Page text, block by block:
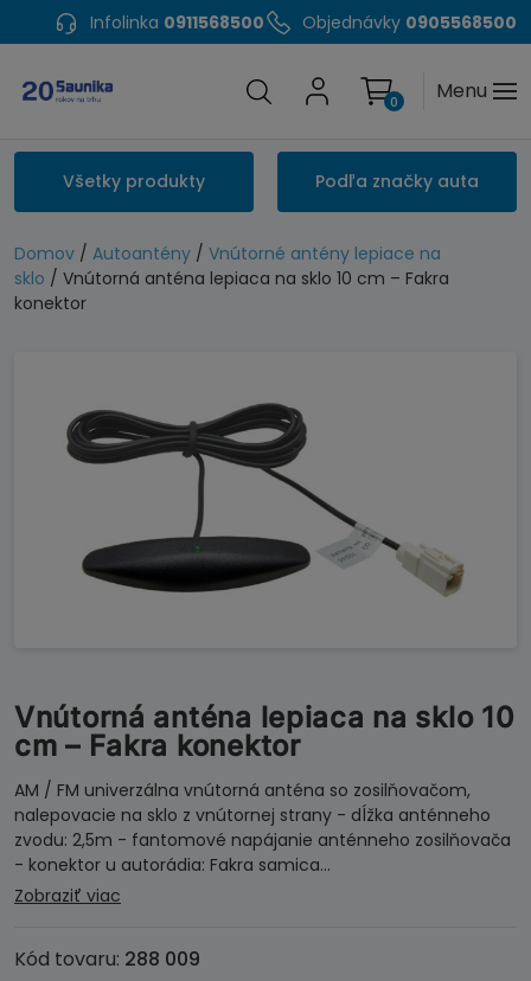
Infolinka 0911568500 Objednávky 0905568500
Menu
0
Všetky produkty Podľa značky auta
Domov / Autoantény / Vnútorné antény lepiace na
sklo / Vnútorná anténa lepiaca na sklo 10 cm – Fakra
konektor
Vnútorná anténa lepiaca na sklo 10
cm – Fakra konektor
AM / FM univerzálna vnútorná anténa so zosilňovačom,
nalepovacie na sklo z vnútornej strany - dĺžka anténneho
zvodu: 2,5m - fantomové napájanie anténneho zosilňovača
- konektor u autorádia: Fakra samica…
Zobraziť viac
Kód tovaru: 288 009